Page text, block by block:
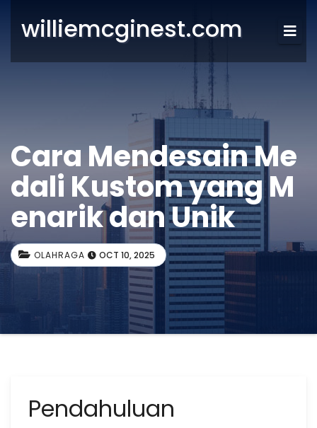
williemcginest.com
Cara Mendesain Me
dali Kustom yang M
enarik dan Unik
OLAHRAGA OCT 10, 2025
Pendahuluan